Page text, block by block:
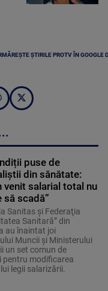
ȘTIRILE PROTV ÎN GOOGLE
puse de
din sănătate:
venit salarial total nu
să scadă”
Sanitas şi Federaţia
Sanitară” din
au înaintat joi
Muncii şi Ministerului
un set comun de
pentru modificarea
legii salarizării.